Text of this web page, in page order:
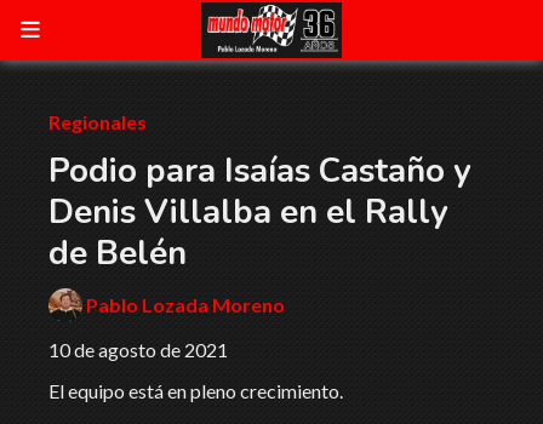
Podio para Isaías Castaño y
Denis Villalba en el Rally
de Belén
El equipo está en pleno crecimiento.
Regionales
10 de agosto de 2021
Pablo Lozada Moreno